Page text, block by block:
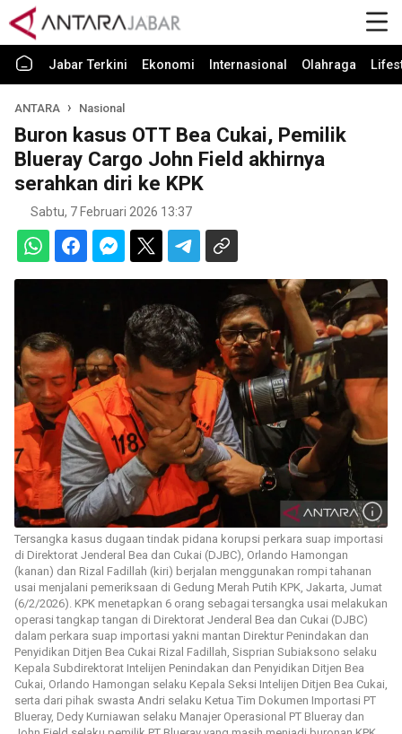
Jabar Terkini Ekonomi Internasional Olahraga
ANTARA Nasional
Buron kasus OTT Bea Cukai, Pemilik
Blueray Cargo John Field akhirnya
serahkan diri ke KPK
Sabtu, 7 Februari 2026 13:37
Tersangka kasus dugaan tindak pidana korupsi perkara suap importasi
di Direktorat Jenderal Bea dan Cukai (DJBC), Orlando Hamongan
(kanan) dan Rizal Fadillah (kiri) berjalan menggunakan rompi tahanan
usai menjalani pemeriksaan di Gedung Merah Putih KPK, Jakarta, Jumat
(6/2/2026). KPK menetapkan 6 orang sebagai tersangka usai melakukan
operasi tangkap tangan di Direktorat Jenderal Bea dan Cukai (DJBC)
dalam perkara suap importasi yakni mantan Direktur Penindakan dan
Penyidikan Ditjen Bea Cukai Rizal Fadillah, Sisprian Subiaksono selaku
Kepala Subdirektorat Intelijen Penindakan dan Penyidikan Ditjen Bea
Cukai, Orlando Hamongan selaku Kepala Seksi Intelijen Ditjen Bea Cukai,
serta dari pihak swasta Andri selaku Ketua Tim Dokumen Importasi PT
Blueray, Dedy Kurniawan selaku Manajer Operasional PT Blueray dan